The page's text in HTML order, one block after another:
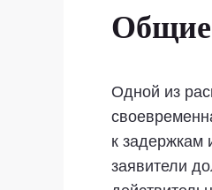
Общие
Одной из
к задержкам
заявители